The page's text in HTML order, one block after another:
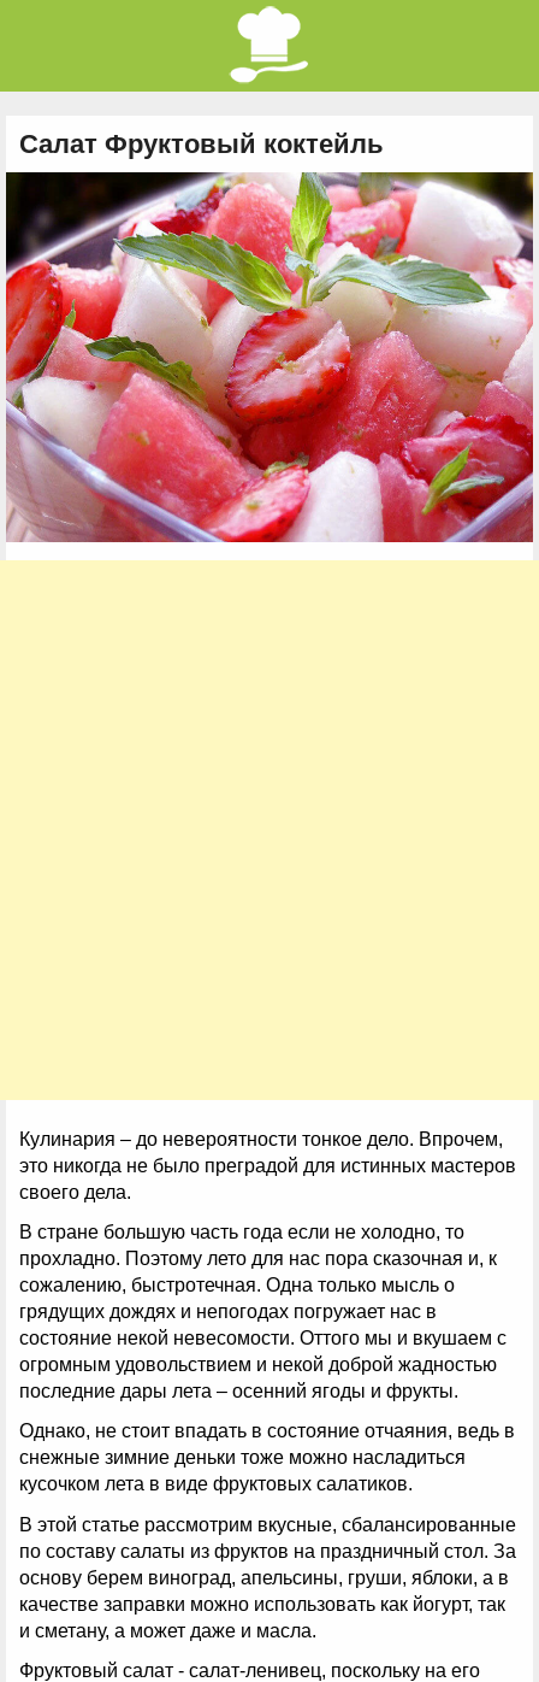
Салат Фруктовый коктейль
Кулинария – до невероятности тонкое дело. Впрочем,
это никогда не было преградой для истинных мастеров
своего дела.
В стране большую часть года если не холодно, то
прохладно. Поэтому лето для нас пора сказочная и, к
сожалению, быстротечная. Одна только мысль о
грядущих дождях и непогодах погружает нас в
состояние некой невесомости. Оттого мы и вкушаем с
огромным удовольствием и некой доброй жадностью
последние дары лета – осенний ягоды и фрукты.
Однако, не стоит впадать в состояние отчаяния, ведь в
снежные зимние деньки тоже можно насладиться
кусочком лета в виде фруктовых салатиков.
В этой статье рассмотрим вкусные, сбалансированные
по составу салаты из фруктов на праздничный стол. За
основу берем виноград, апельсины, груши, яблоки, а в
качестве заправки можно использовать как йогурт, так
и сметану, а может даже и масла.
Фруктовый салат - салат-ленивец, поскольку на его